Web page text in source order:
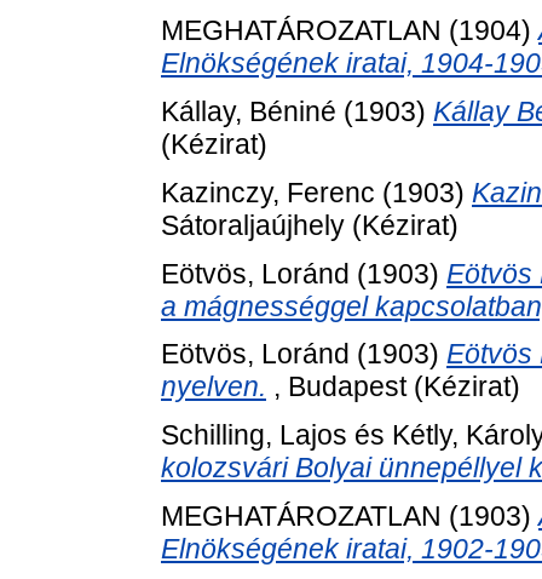
MEGHATÁROZATLAN (1904)
Elnökségének iratai, 1904-
Kállay, Béniné (1903) Kállay
(Kézirat)
Kazinczy, Ferenc (1903)
Sátoraljaújhely (Kézirat)
Eötvös, Loránd (1903) Eötvös
a mágnességgel
Eötvös, Loránd (1903) Eötvös
nyelven. , Budapest (Kézirat)
Schilling, Lajos és Kétly,
kolozsvári Bolyai ünnepéllyel
MEGHATÁROZATLAN (1903)
Elnökségének iratai, 1902-